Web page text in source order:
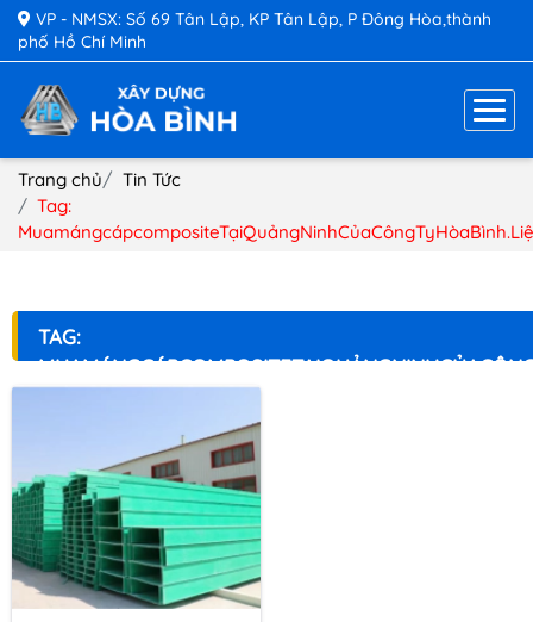
VP - NMSX: Số 69 Tân Lập, KP Tân Lập, P Đông Hòa,thành
phố Hồ Chí Minh
Trang chủ
Tin Tức
Tag:
TAG: